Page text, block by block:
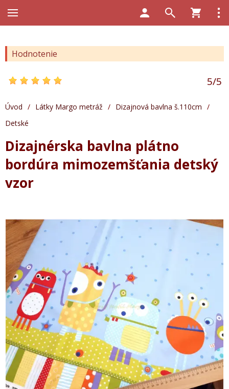
Hodnotenie
5/5
Úvod / Látky Margo metráž / Dizajnová bavlna š.110cm /
Detské
Dizajnérska bavlna plátno
bordúra mimozemšťania detský
vzor